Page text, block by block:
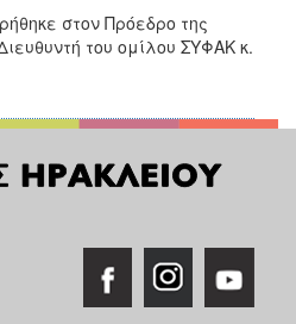
στον Πρόεδρο της
του ομίλου ΣΥΦΑΚ κ.